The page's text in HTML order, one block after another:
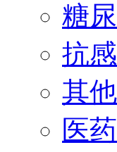
糖
抗
其
医